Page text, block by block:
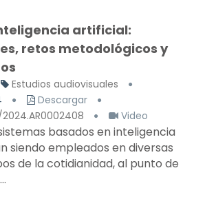
artificial:
retos metodológicos y
Estudios audiovisuales
Descargar
2024.AR0002408 Video
basados en inteligencia
siendo empleados en diversas
de la cotidianidad, al punto de